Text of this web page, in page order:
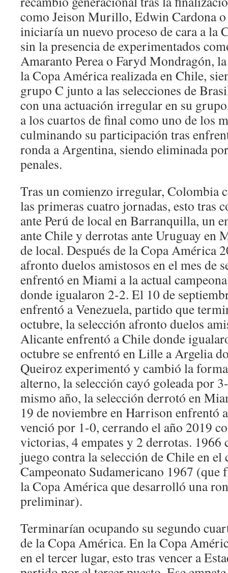
como Jeison Murillo, Edwin Cardona
iniciaría un nuevo proceso de cara a la
sin la presencia de experimentados
Amaranto Perea o Faryd Mondragón,
la Copa América realizada en Chile,
grupo C junto a las selecciones de
con una actuación irregular en su
a los cuartos de final como uno de los
culminando su participación tras
ronda a Argentina, siendo eliminada
penales.
Tras un comienzo irregular, Colombia
las primeras cuatro jornadas, esto tras
ante Perú de local en Barranquilla, un
ante Chile y derrotas ante Uruguay en
de local. Después de la Copa América
afronto duelos amistosos en el mes de
enfrentó en Miami a la actual
donde igualaron 2-2. El 10 de
enfrentó a Venezuela, partido que
octubre, la selección afronto duelos
Alicante enfrentó a Chile donde
octubre se enfrentó en Lille a Argelia
Queiroz experimentó y cambió la
alterno, la selección cayó goleada por
mismo año, la selección derrotó en
19 de noviembre en Harrison enfrentó
venció por 1-0, cerrando el año 2019
victorias, 4 empates y 2 derrotas. 1966
juego contra la selección de Chile en
Campeonato Sudamericano 1967 (que
la Copa América que desarrolló una
preliminar).
Terminarían ocupando su segundo
de la Copa América. En la Copa
en el tercer lugar, esto tras vencer a